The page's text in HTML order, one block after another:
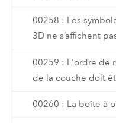
00258 : Les
3D ne s’affichent
00259 : L'ordre de
de la couche doit
00260 : La boîte à